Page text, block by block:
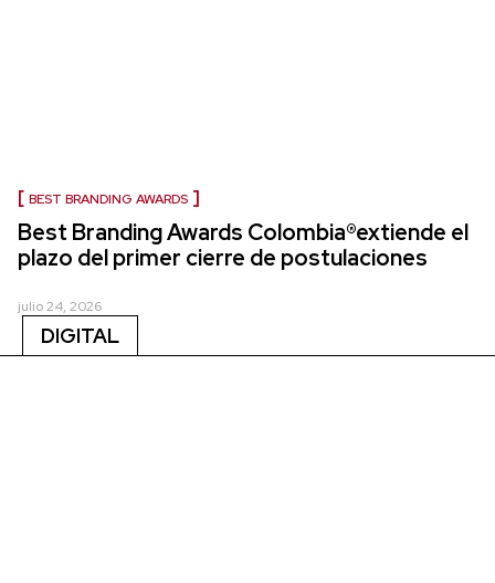
BEST BRANDING AWARDS
Best Branding Awards Colombia®extiende el
plazo del primer cierre de postulaciones
julio 24, 2026
DIGITAL